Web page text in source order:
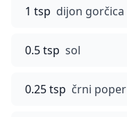
1 tsp dijon gorčica
0.5 tsp sol
0.25 tsp črni poper